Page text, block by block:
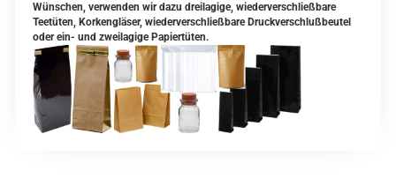
Wünschen, verwenden wir dazu dreilagige, wiederverschließbare
Teetüten, Korkengläser, wiederverschließbare Druckverschlußbeutel
oder ein- und zweilagige Papiertüten.